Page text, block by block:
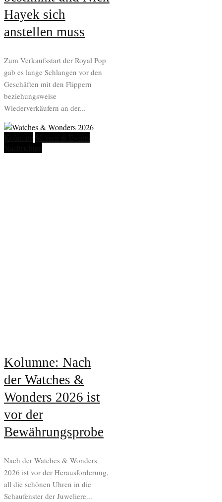
Hayek sich
anstellen muss
Zum Verkaufsstart der Royal Pop
gab es lange Schlangen vor den
Geschäften mit den Flippern
beziehungsweise
Wiederverkäufern an der...
Kolumne: Nach
der Watches &
Wonders 2026 ist
vor der
Bewährungsprobe
Nach der Watches & Wonders
2026 ist vor der Herausforderung,
all die schönen Uhren in die
Schaufenster der Juweliere...